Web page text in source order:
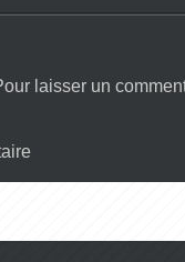
laisser un